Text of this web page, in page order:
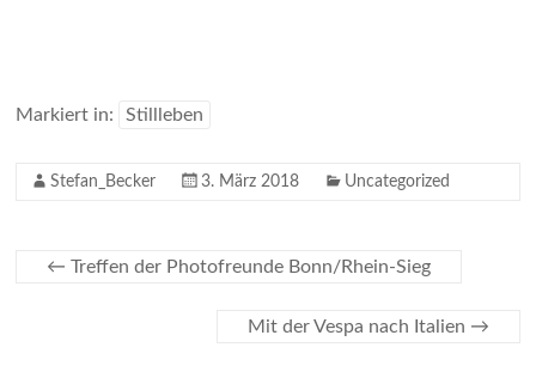
Markiert in: Stillleben
Stefan_Becker 3. März 2018 Uncategorized
← Treffen der Photofreunde Bonn/Rhein-Sieg
Mit der Vespa nach Italien →